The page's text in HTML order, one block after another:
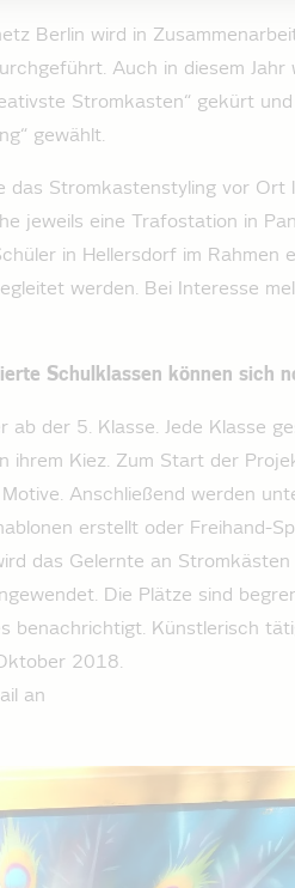
Berlin wird in
Auch in diesem Jahr
Stromkasten“ gekürt
gewählt.
das Stromkastenstyling vor Ort
jeweils eine Trafostation in
in Hellersdorf im Rahmen
werden. Bei Interesse
Schulklassen können sich
der 5. Klasse. Jede Klasse
ihrem Kiez. Zum Start der
Anschließend werden
erstellt oder Freihand-
das Gelernte an Stromkästen
Die Plätze sind
benachrichtigt. Künstlerisch
2018.
an